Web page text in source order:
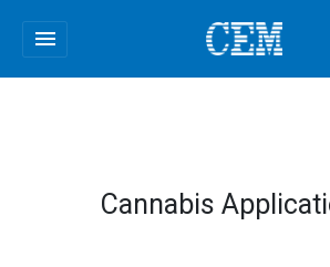
menu
Cannabis